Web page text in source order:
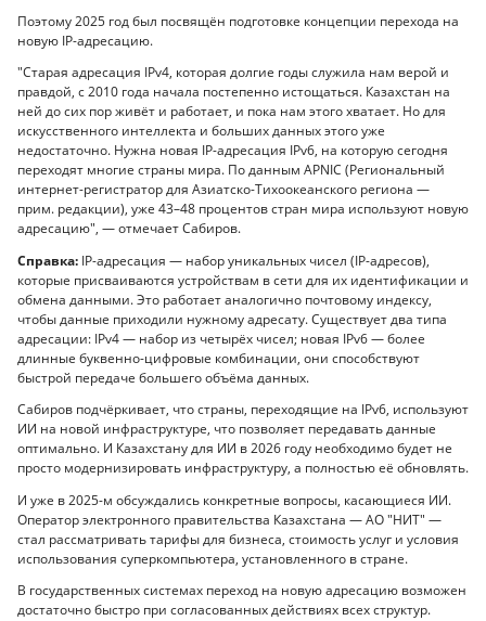
Поэтому 2025 год был посвящён подготовке концепции перехода на
новую IP-адресацию.
"Старая адресация IPv4, которая долгие годы служила нам верой и
правдой, с 2010 года начала постепенно истощаться. Казахстан на
ней до сих пор живёт и работает, и пока нам этого хватает. Но для
искусственного интеллекта и больших данных этого уже
недостаточно. Нужна новая IP-адресация IPv6, на которую сегодня
переходят многие страны мира. По данным APNIC (Региональный
интернет-регистратор для Азиатско-Тихоокеанского региона —
прим. редакции), уже 43–48 процентов стран мира используют новую
адресацию", — отмечает Сабиров.
Справка: IP-адресация — набор уникальных чисел (IP-адресов),
которые присваиваются устройствам в сети для их идентификации и
обмена данными. Это работает аналогично почтовому индексу,
чтобы данные приходили нужному адресату. Существует два типа
адресации: IPv4 — набор из четырёх чисел; новая IPv6 — более
длинные буквенно-цифровые комбинации, они способствуют
быстрой передаче большего объёма данных.
Сабиров подчёркивает, что страны, переходящие на IPv6, используют
ИИ на новой инфраструктуре, что позволяет передавать данные
оптимально. И Казахстану для ИИ в 2026 году необходимо будет не
просто модернизировать инфраструктуру, а полностью её обновлять.
И уже в 2025-м обсуждались конкретные вопросы, касающиеся ИИ.
Оператор электронного правительства Казахстана — АО "НИТ" —
стал рассматривать тарифы для бизнеса, стоимость услуг и условия
использования суперкомпьютера, установленного в стране.
В государственных системах переход на новую адресацию возможен
достаточно быстро при согласованных действиях всех структур.